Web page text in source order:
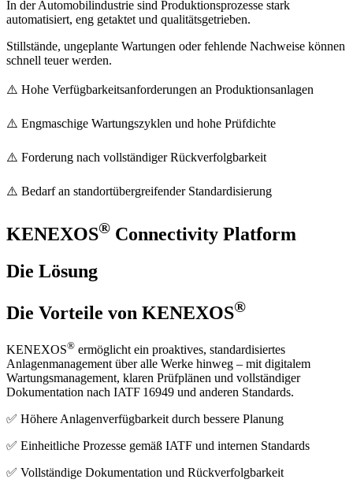
In der Automobilindustrie sind Produktionsprozesse stark
automatisiert, eng getaktet und qualitätsgetrieben.
Stillstände, ungeplante Wartungen oder fehlende Nachweise können
schnell teuer werden.
⚠️ Hohe Verfügbarkeitsanforderungen an Produktionsanlagen
⚠️ Engmaschige Wartungszyklen und hohe Prüfdichte
⚠️ Forderung nach vollständiger Rückverfolgbarkeit
⚠️ Bedarf an standortübergreifender Standardisierung
KENEXOS® Connectivity Platform
Die Lösung
Die Vorteile von KENEXOS®
KENEXOS® ermöglicht ein proaktives, standardisiertes
Anlagenmanagement über alle Werke hinweg – mit digitalem
Wartungsmanagement, klaren Prüfplänen und vollständiger
Dokumentation nach IATF 16949 und anderen Standards.
✅ Höhere Anlagenverfügbarkeit durch bessere Planung
✅ Einheitliche Prozesse gemäß IATF und internen Standards
✅ Vollständige Dokumentation und Rückverfolgbarkeit